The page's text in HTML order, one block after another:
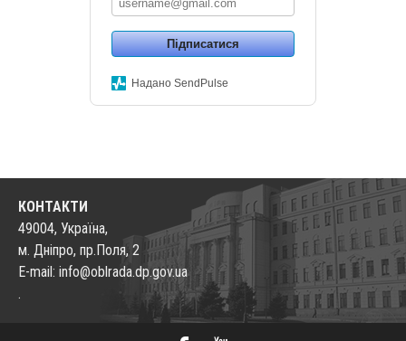
Підписатися
Надано SendPulse
КОНТАКТИ
49004, Україна,
м. Дніпро, пр.Поля, 2
E-mail: info@oblrada.dp.gov.ua
.